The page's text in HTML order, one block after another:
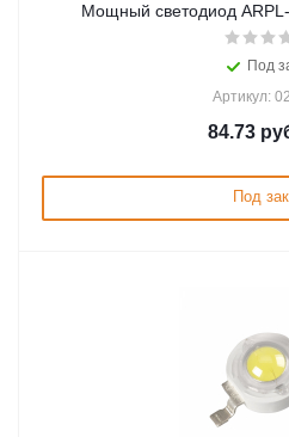
Мощный светодиод
Под
Артикул:
84.73
Под